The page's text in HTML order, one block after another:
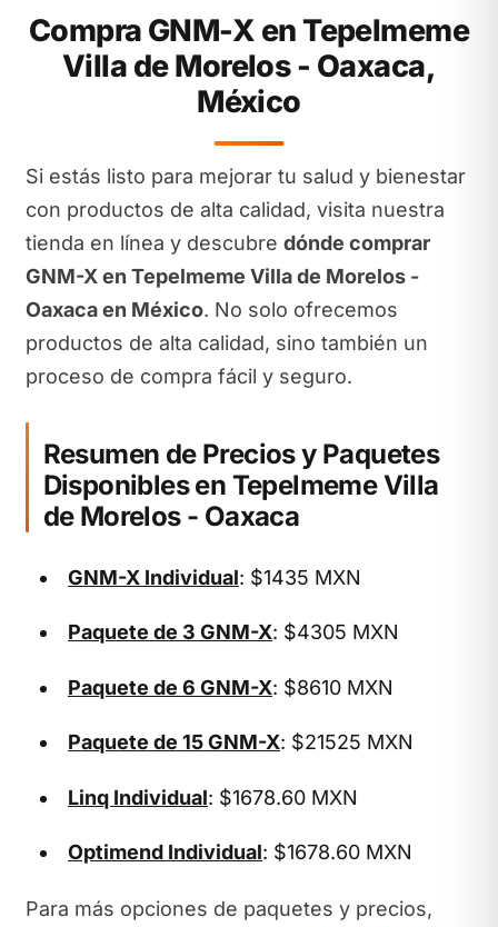
Compra GNM-X en Tepelmeme
Villa de Morelos - Oaxaca,
México
Si estás listo para mejorar tu salud y bienestar
con productos de alta calidad, visita nuestra
tienda en línea y descubre dónde comprar
GNM-X en Tepelmeme Villa de Morelos -
Oaxaca en México. No solo ofrecemos
productos de alta calidad, sino también un
proceso de compra fácil y seguro.
Resumen de Precios y Paquetes
Disponibles en Tepelmeme Villa
de Morelos - Oaxaca
GNM-X Individual: $1435 MXN
Paquete de 3 GNM-X: $4305 MXN
Paquete de 6 GNM-X: $8610 MXN
Paquete de 15 GNM-X: $21525 MXN
Linq Individual: $1678.60 MXN
Optimend Individual: $1678.60 MXN
Para más opciones de paquetes y precios,